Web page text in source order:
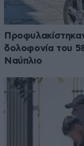
δολοφονία του
Ναύπλιο